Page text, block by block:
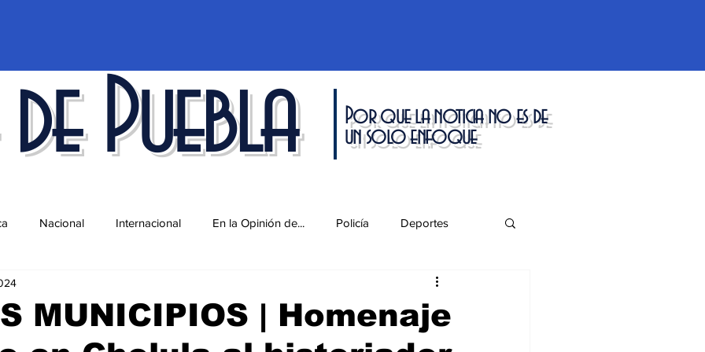
Puebla Por que la noticia no es de
un solo enfoque
Nacional Internacional En la Opinión de... Policía Deportes
MUNICIPIOS | Homenaje